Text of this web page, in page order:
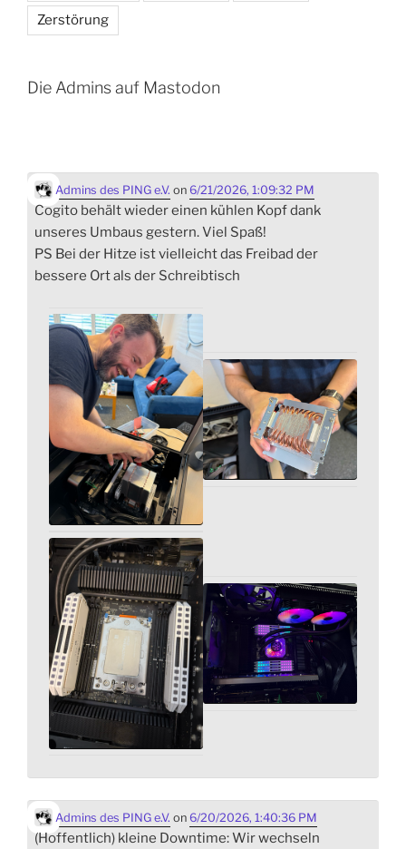
Zerstörung
Die Admins auf Mastodon
Admins des PING e.V. on 6/21/2026, 1:09:32 PM
Cogito behält wieder einen kühlen Kopf dank
unseres Umbaus gestern. Viel Spaß!
PS Bei der Hitze ist vielleicht das Freibad der
bessere Ort als der Schreibtisch
Admins des PING e.V. on 6/20/2026, 1:40:36 PM
(Hoffentlich) kleine Downtime: Wir wechseln